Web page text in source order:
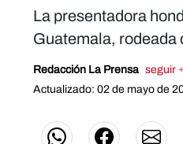
La presentadora
Guatemala, rodeada
Redacción La Prensa seguir
Actualizado: 02 de mayo de